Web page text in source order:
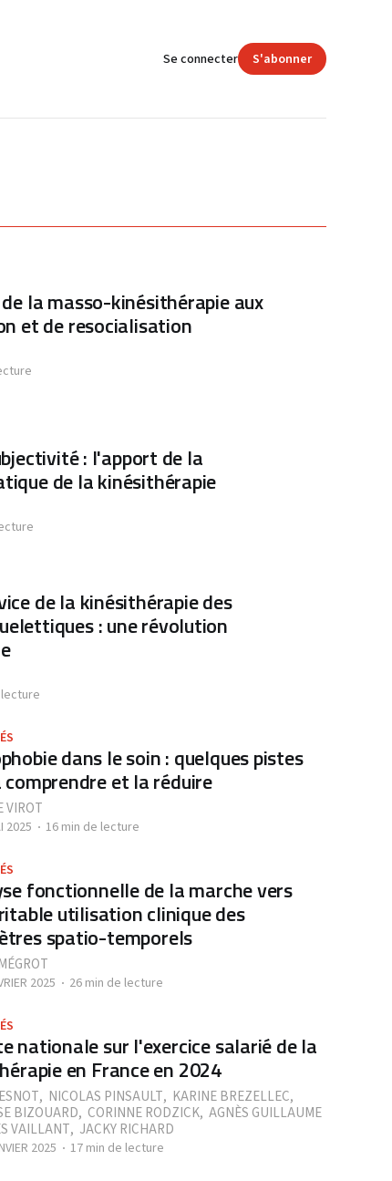
Se connecter S'abonner
la masso-kinésithérapie aux
et de resocialisation
: l'apport de la
de la kinésithérapie
de la kinésithérapie des
: une révolution
dans le soin : quelques pistes
comprendre et la réduire
VIROT
2025 16 min de lecture
fonctionnelle de la marche vers
utilisation clinique des
spatio-temporels
2025 26 min de lecture
nationale sur l'exercice salarié de la
en France en 2024
, NICOLAS PINSAULT, KARINE BREZELLEC,
BIZOUARD, CORINNE RODZICK, AGNÈS GUILLAUME
VAILLANT, JACKY RICHARD
2025 17 min de lecture